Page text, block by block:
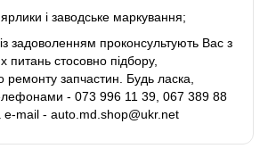
і заводське маркування;
задоволенням проконсультують Вас з
питань стосовно підбору,
ремонту запчастин. Будь ласка,
- 073 996 11 39, 067 389 88
e-mail - auto.md.shop@ukr.net